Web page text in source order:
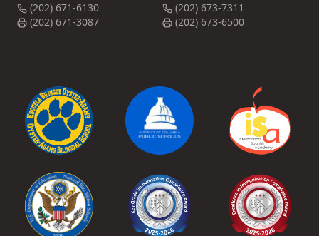
(202) 671-6130
(202) 671-3087
(202) 673-7311
(202) 673-6500